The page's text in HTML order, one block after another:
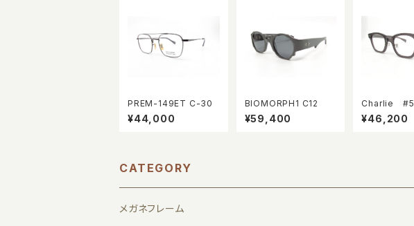
PREM-149ET C-30
¥44,000
BIOMORPH1 C12
¥59,400
Charlie #5
¥46,200
CATEGORY
メガネフレーム